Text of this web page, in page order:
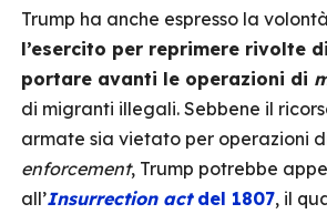
Trump ha anche espresso la
l’esercito per reprimere rivolte
portare avanti le operazioni di
di migranti illegali. Sebbene il
armate sia vietato per operazioni
enforcement, Trump potrebbe
all’Insurrection actdel 1807, il